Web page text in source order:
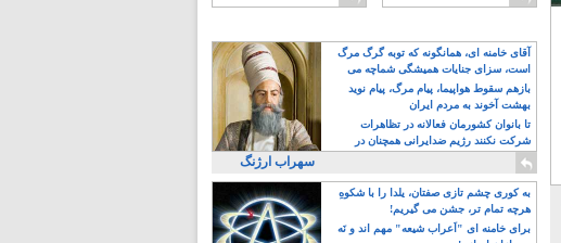
آقای خامنه ای، همانگونه که توبه گرگ مرگ
است، سزای جنایات همیشگی شماچه می
تواند باشد؟!
بازهم سقوط هواپیما، پیام مرگ، پیام نوید
بهشت آخوند به مردم ایران
تا بانوان کشورمان فعالانه در تظاهرات
شرکت نکنند رژیم ضدایرانی همچنان در
قدرت باقی خواهدماند
سهراب ارژنگ
به کوری چشم تازی صفتان، یلدا را با شکوهِ
هرچه تمام تر، جشن می گیریم!
برای خامنه ای "اَعراب شیعه" مهم اند و نَه